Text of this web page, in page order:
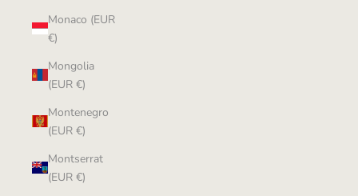
Monaco (EUR
€)
Mongolia
(EUR €)
Montenegro
(EUR €)
Montserrat
(EUR €)